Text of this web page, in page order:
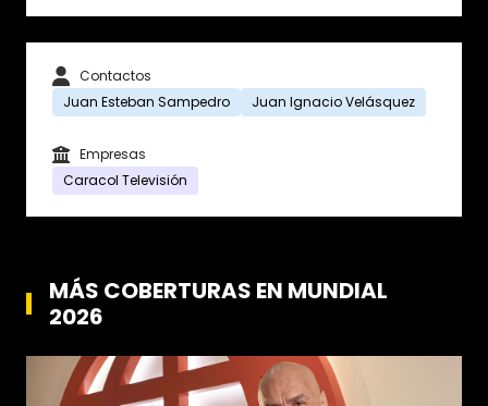
Contactos
Juan Esteban Sampedro
Juan Ignacio Velásquez
Empresas
Caracol Televisión
MÁS COBERTURAS EN MUNDIAL
2026